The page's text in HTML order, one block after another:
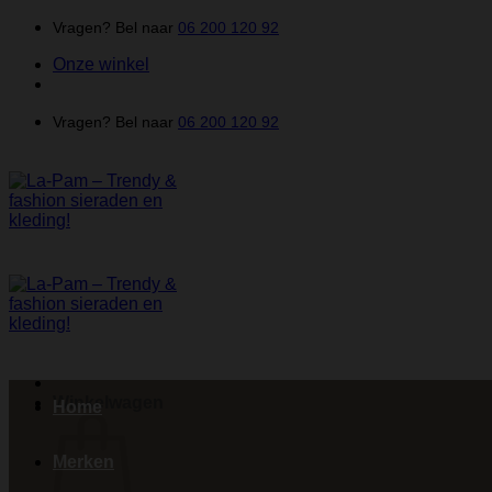
inhoud
Vragen? Bel naar 06 200 120 92
Onze winkel
Vragen? Bel naar 06 200 120 92
Winkelwagen
Home